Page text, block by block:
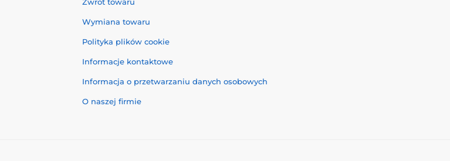
Wymiana towaru
Polityka plików cookie
Informacje kontaktowe
Informacja o przetwarzaniu danych osobowych
O naszej firmie